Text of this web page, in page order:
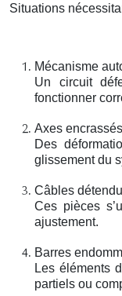
Situations
Mécanisme
Un circuit
fonctionner
Axes encrassés
Des
glissement du
Câbles
Ces pièces
ajustement.
Barres
Les éléments
partiels ou